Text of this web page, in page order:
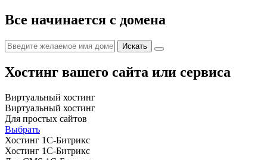
Все начинается с домена
Хостинг вашего сайта или сервиса
Виртуальный хостинг
Виртуальный хостинг
Для простых сайтов
Выбрать
Хостинг 1С-Битрикс
Хостинг 1С-Битрикс